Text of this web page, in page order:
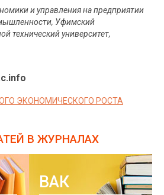
и управления на предприятии
Уфимский
технический университет,
ЭКОНОМИЧЕСКОГО РОСТА
В ЖУРНАЛАХ
ВАК